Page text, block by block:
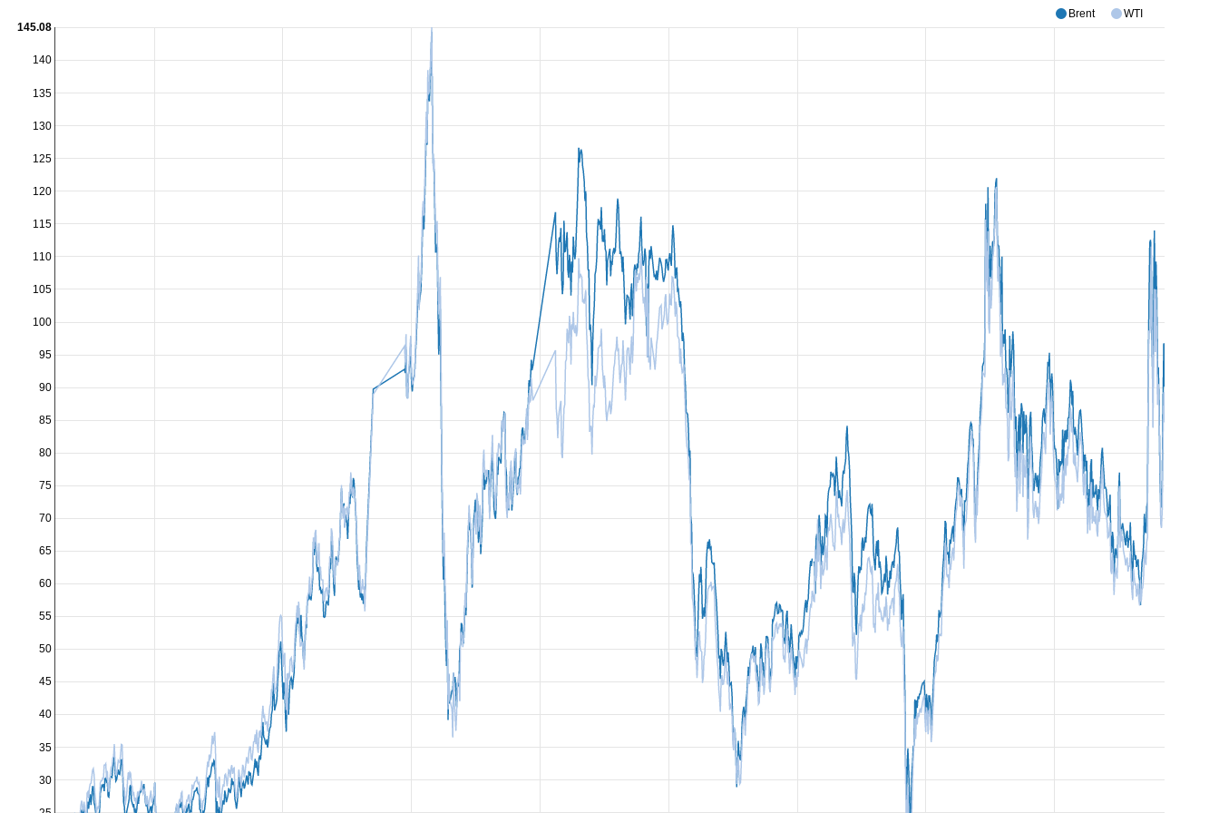
Brent WTI
30
35
40
45
50
55
60
65
70
75
80
85
90
95
100
105
110
115
120
125
130
135
140
145.08